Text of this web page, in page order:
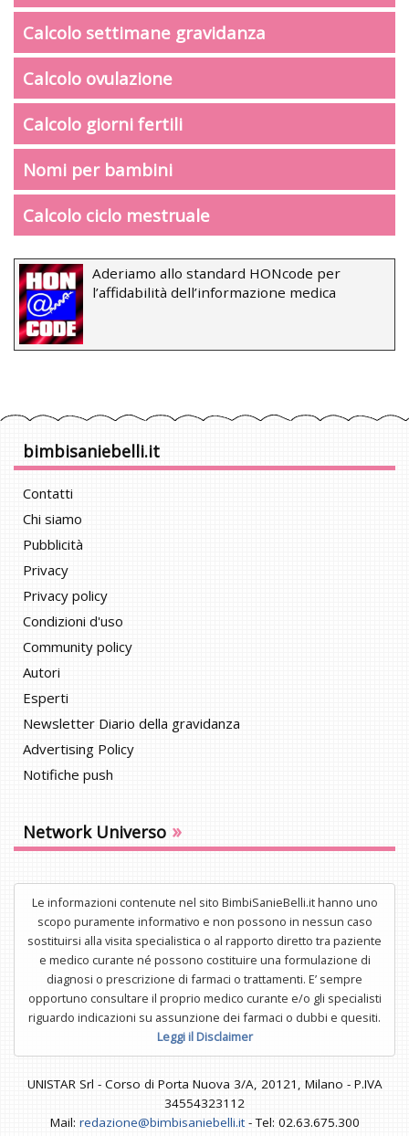
Calcolo settimane gravidanza
Calcolo ovulazione
Calcolo giorni fertili
Nomi per bambini
Calcolo ciclo mestruale
Aderiamo allo standard HONcode per
l’affidabilità dell’informazione medica
bimbisaniebelli.it
Contatti
Chi siamo
Pubblicità
Privacy
Privacy policy
Condizioni d'uso
Community policy
Autori
Esperti
Newsletter Diario della gravidanza
Advertising Policy
Notifiche push
Network Universo »
Le informazioni contenute nel sito BimbiSanieBelli.it hanno uno
scopo puramente informativo e non possono in nessun caso
sostituirsi alla visita specialistica o al rapporto diretto tra paziente
e medico curante né possono costituire una formulazione di
diagnosi o prescrizione di farmaci o trattamenti. E’ sempre
opportuno consultare il proprio medico curante e/o gli specialisti
riguardo indicazioni su assunzione dei farmaci o dubbi e quesiti.
Leggi il Disclaimer
UNISTAR Srl - Corso di Porta Nuova 3/A, 20121, Milano - P.IVA
34554323112
Mail: redazione@bimbisaniebelli.it- Tel: 02.63.675.300